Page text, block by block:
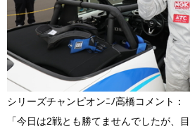
シリーズチャンピオンﾆﾉ高橋コメント：
「今日は2戦とも勝てませんでしたが、